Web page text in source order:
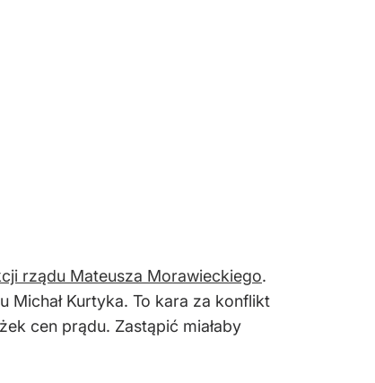
rządu Mateusza Morawieckiego.
Michał Kurtyka. To kara za konflikt
cen prądu. Zastąpić miałaby